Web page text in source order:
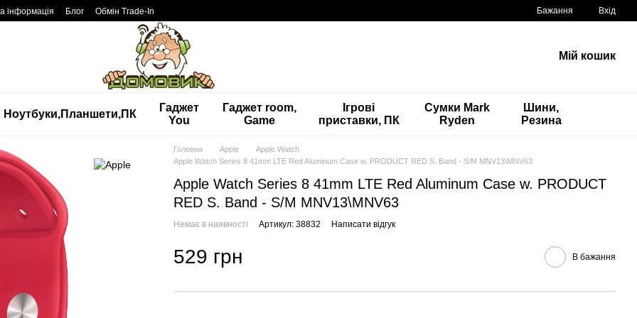
інформація Блог Обмін Trade-In Бажання Вхід
Мій кошик
Ноутбуки,Планшети,ПК
Гаджет
You
Гаджет room,
Game
Ігрові
приставки, ПК
Сумки Mark
Ryden
Шини,
Резина
Головна Apple
Apple Watch
Apple Watch Series 8 41mm LTE Red Aluminum Case w. PRODUCT RED S. Band - S/M MNV13\MNV63
Apple Watch Series 8 41mm LTE Red Aluminum Case w. PRODUCT
RED S. Band - S/M MNV13\MNV63
Немає в наявності Артикул: 38832 Написати відгук
529 грн В бажання